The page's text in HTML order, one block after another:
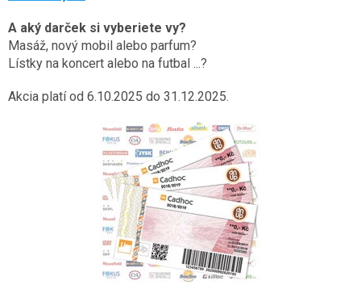
A aký darček si vyberiete vy?
Masáž, nový mobil alebo parfum?
Lístky na koncert alebo na futbal ...?
Akcia platí od 6.10.2025 do 31.12.2025.